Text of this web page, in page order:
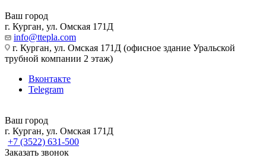
Ваш город
г. Курган, ул. Омская 171Д
info@ttepla.com
г. Курган, ул. Омская 171Д (офисное здание Уральской
трубной компании 2 этаж)
Вконтакте
Telegram
Ваш город
г. Курган, ул. Омская 171Д
+7 (3522) 631-500
Заказать звонок